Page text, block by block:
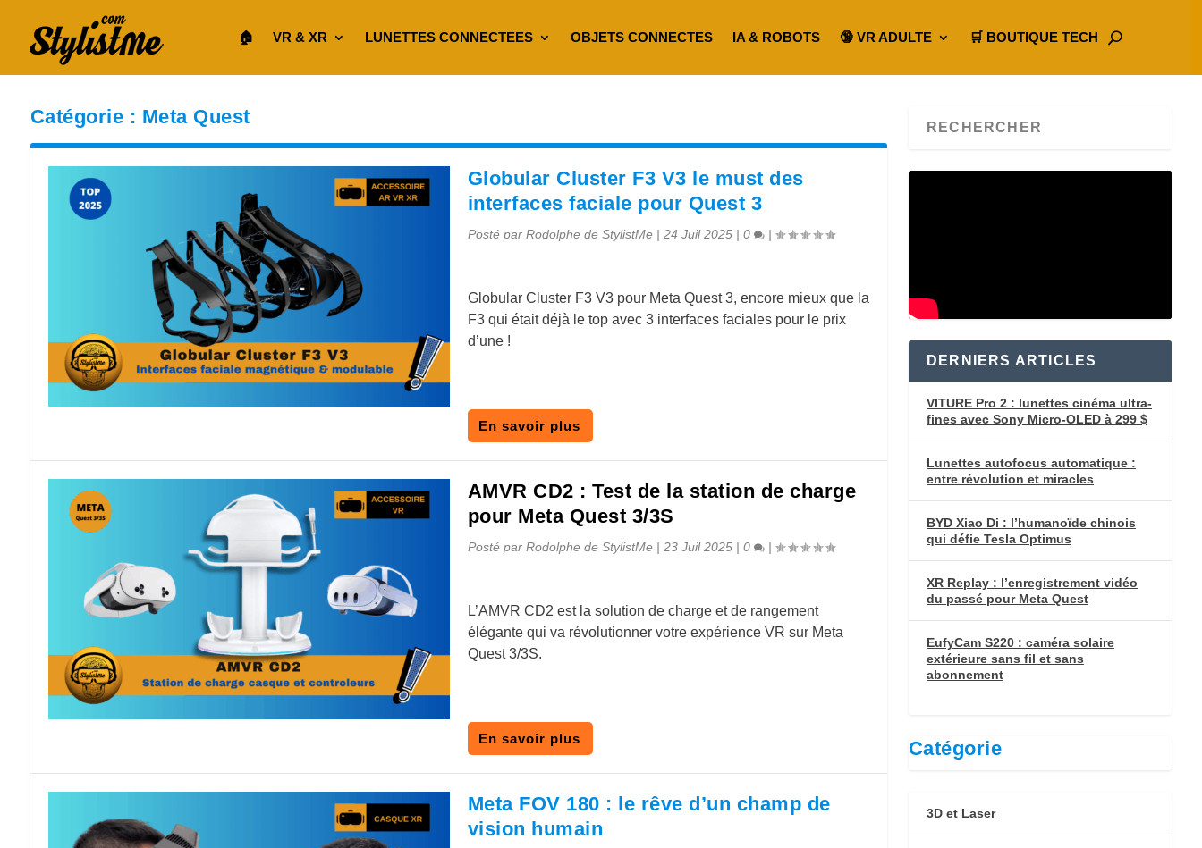
🏠︎ VR & XR LUNETTES CONNECTEES OBJETS CONNECTES IA & ROBOTS 🔞 VR ADULTE 🛒 BOUTIQUE TECH
Catégorie : Meta Quest
Globular Cluster F3 V3 le must des
interfaces faciale pour Quest 3
Posté par Rodolphe de StylistMe| 24 Juil 2025| 0 |
Globular Cluster F3 V3 pour Meta Quest 3, encore mieux que la
F3 qui était déjà le top avec 3 interfaces faciales pour le prix
d’une !
En savoir plus
AMVR CD2 : Test de la station de charge
pour Meta Quest 3/3S
Posté par Rodolphe de StylistMe| 23 Juil 2025| 0 |
L’AMVR CD2 est la solution de charge et de rangement
élégante qui va révolutionner votre expérience VR sur Meta
Quest 3/3S.
En savoir plus
Meta FOV 180 : le rêve d’un champ de
vision humain
DERNIERS ARTICLES
VITURE Pro 2 : lunettes cinéma ultra-
fines avec Sony Micro-OLED à 299 $
Lunettes autofocus automatique :
entre révolution et miracles
BYD Xiao Di : l’humanoïde chinois
qui défie Tesla Optimus
XR Replay : l’enregistrement vidéo
du passé pour Meta Quest
EufyCam S220 : caméra solaire
extérieure sans fil et sans
abonnement
Catégorie
3D et Laser